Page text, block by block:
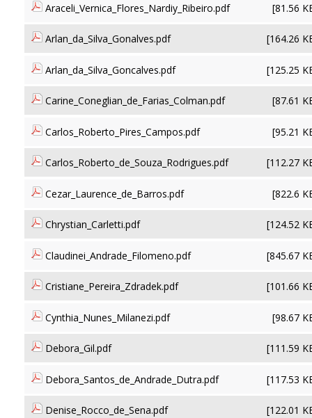
Araceli_Vernica_Flores_Nardiy_Ribeiro.pdf [81.56
Arlan_da_Silva_Gonalves.pdf [164.26
Arlan_da_Silva_Goncalves.pdf [125.25
Carine_Coneglian_de_Farias_Colman.pdf [87.61
Carlos_Roberto_Pires_Campos.pdf [95.21
Carlos_Roberto_de_Souza_Rodrigues.pdf [112.27
Cezar_Laurence_de_Barros.pdf [822.6
Chrystian_Carletti.pdf [124.52
Claudinei_Andrade_Filomeno.pdf [845.67
Cristiane_Pereira_Zdradek.pdf [101.66
Cynthia_Nunes_Milanezi.pdf [98.67
Debora_Gil.pdf [111.59
Debora_Santos_de_Andrade_Dutra.pdf [117.53
Denise_Rocco_de_Sena.pdf [122.01